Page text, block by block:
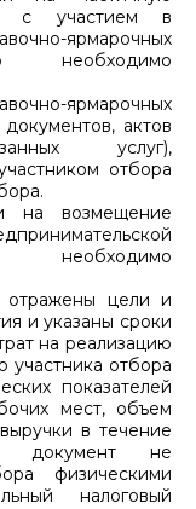
с участием в
ярмарочных
необходимо
ярмарочных
актов
услуг),
отбора
на возмещение
необходимо
отражены цели и
и указаны сроки
на реализацию
участника отбора
показателей
мест, объем
в течение
документ не
физическими
налоговый